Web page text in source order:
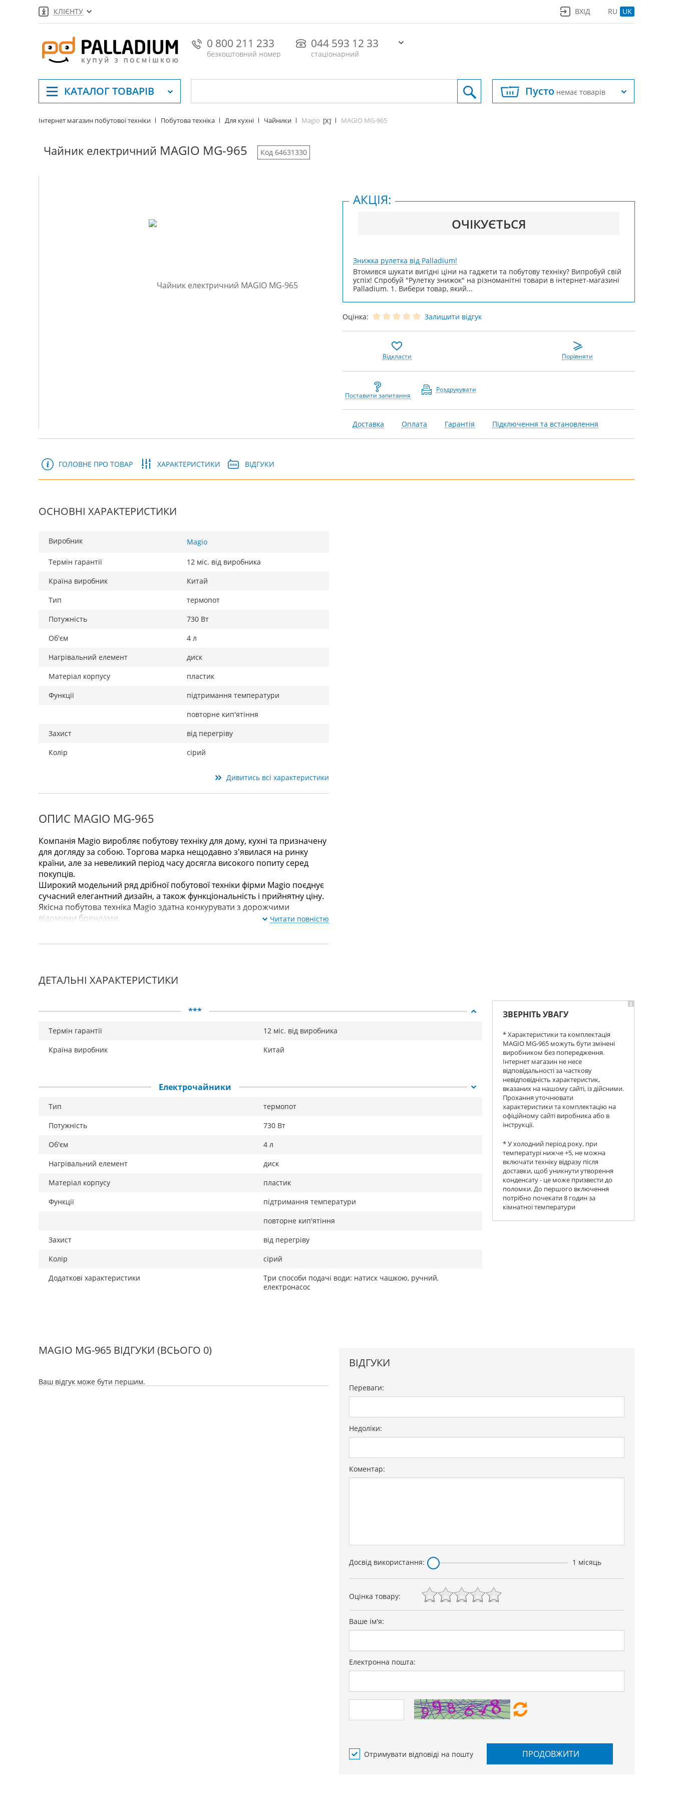
КЛІЄНТУ RU UK
ВХІД
0 800 211 233
безкоштовний номер
044 593 12 33
стаціонарний
КАТАЛОГТОВАРІВ Пусто немає товарів
Інтернет магазин побутової техніки Побутова техніка Для кухні Чайники Magio [X] MAGIO MG-965
Чайник електричний MAGIO MG-965 Код 64631330
ОЧІКУЄТЬСЯ
АКЦІЯ:
Знижка рулетка від Palladium!
Втомився шукати вигідні ціни на гаджети та побутову техніку? Випробуй свій
успіх! Спробуй "Рулетку знижок" на різноманітні товари в інтернет-магазині
Palladium. 1. Вибери товар, який...
Оцінка: Залишити відгук
Відкласти Порівняти
Поставити запитання
Роздрукувати
Доставка Оплата Гарантія Підключення та встановлення
ГОЛОВНЕ ПРО ТОВАР ХАРАКТЕРИСТИКИ ВІДГУКИ
ОСНОВНІ ХАРАКТЕРИСТИКИ
Виробник Magio
Термін гарантії
12 міс. від виробника
Країна виробник
Китай
Тип
термопот
Потужність
730 Вт
Об'єм
4 л
Нагрівальний елемент
диск
Матеріал корпусу
пластик
Функції
підтримання температури
повторне кип'ятіння
Захист
від перегріву
Колір
сірий
Дивитись всі характеристики
ОПИС MAGIO MG-965
Компанія Magio виробляє побутову техніку для дому, кухні та призначену
для догляду за собою. Торгова марка нещодавно з'явилася на ринку
країни, але за невеликий період часу досягла високого попиту серед
покупців.
Широкий модельний ряд дрібної побутової техніки фірми Magio поєднує
сучасний елегантний дизайн, а також функціональність і прийнятну ціну.
Якісна побутова техніка Magio здатна конкурувати з дорожчими
відомими брендами.
Читати повністю
ДЕТАЛЬНІ ХАРАКТЕРИСТИКИ
***
Термін гарантії
12 міс. від виробника
Країна виробник
Китай
Електрочайники
Тип
термопот
Потужність
730 Вт
Об'єм
4 л
Нагрівальний елемент
диск
Матеріал корпусу
пластик
Функції
підтримання температури
повторне кип'ятіння
Захист
від перегріву
Колір
сірий
Додаткові характеристики
Три способи подачі води: натиск чашкою, ручний,
електронасос
ЗВЕРНІТЬ УВАГУ
* Характеристики та комплектація
MAGIO MG-965 можуть бути змінені
виробником без попередження.
Інтернет магазин не несе
відповідальності за часткову
невідповідність характеристик,
вказаних на нашому сайті, із дійсними.
Прохання уточнювати
характеристики та комплектацію на
офіційному сайті виробника або в
інструкції.
* У холодний період року, при
температурі нижче +5, не можна
включати техніку відразу після
доставки, щоб уникнути утворення
конденсату - це може призвести до
поломки. До першого включення
потрібно почекати 8 годин за
кімнатної температури
MAGIO MG-965 ВІДГУКИ (ВСЬОГО 0)
Ваш відгук може бути першим.
ВІДГУКИ
Переваги:
Недоліки:
Коментар:
Досвід використання: 1 місяць
Оцінка товару:
Ваше ім'я:
Електронна пошта:
Отримувати відповіді на пошту ПРОДОВЖИТИ